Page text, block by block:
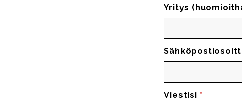
Yritys
Viestisi *